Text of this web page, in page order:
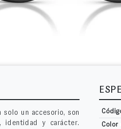
solo un accesorio, son
identidad y carácter.
Color